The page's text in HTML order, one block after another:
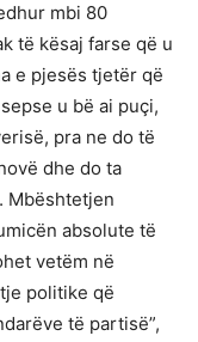
mbi 80
të kësaj farse që u
e pjesës tjetër që
u bë ai puçi,
pra ne do të
dhe do ta
Mbështetjen
absolute të
vetëm në
politike që
të partisë”,